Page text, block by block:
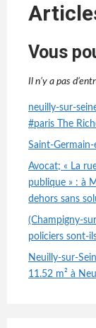
Vous
Il n’y a pas
neuilly-sur-
#paris The
Saint-
Avocat; « La
publique » : à
dehors sans
(Champigny-
policiers sont-
Neuilly-sur-
11.52 m² à